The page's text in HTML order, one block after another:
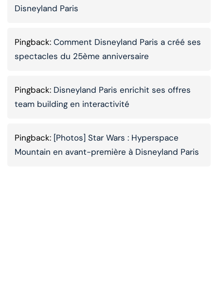
Disneyland Paris
Pingback: Comment Disneyland Paris a créé ses
spectacles du 25ème anniversaire
Pingback: Disneyland Paris enrichit ses offres
team building en interactivité
Pingback: [Photos] Star Wars : Hyperspace
Mountain en avant-première à Disneyland Paris